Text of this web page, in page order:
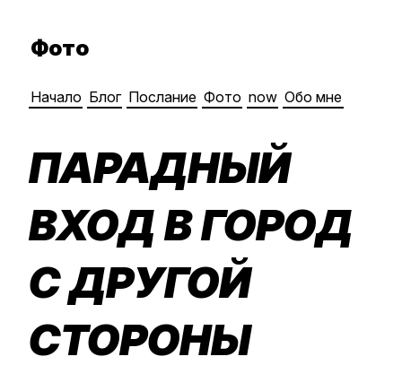
Фото
Начало Блог Послание Фото now Обо мне
ПАРАДНЫЙ
ВХОД В ГОРОД
С ДРУГОЙ
СТОРОНЫ